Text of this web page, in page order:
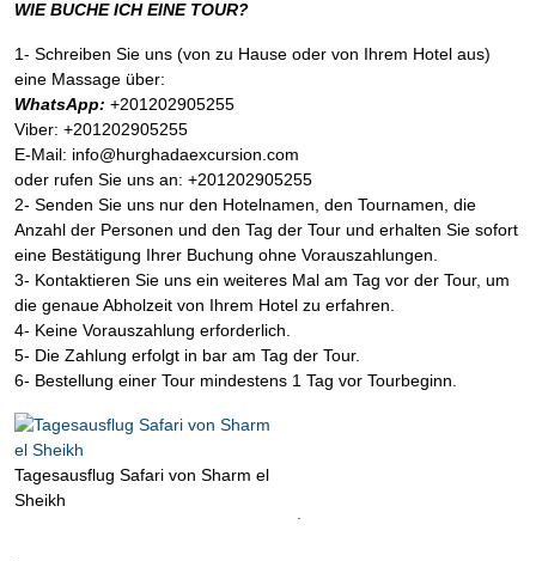
WIE BUCHE ICH EINE TOUR?
1- Schreiben Sie uns (von zu Hause oder von Ihrem Hotel aus)
eine Massage über:
WhatsApp: +201202905255
Viber: +201202905255
E-Mail: info@hurghadaexcursion.com
oder rufen Sie uns an: +201202905255
2- Senden Sie uns nur den Hotelnamen, den Tournamen, die
Anzahl der Personen und den Tag der Tour und erhalten Sie sofort
eine Bestätigung Ihrer Buchung ohne Vorauszahlungen.
3- Kontaktieren Sie uns ein weiteres Mal am Tag vor der Tour, um
die genaue Abholzeit von Ihrem Hotel zu erfahren.
4- Keine Vorauszahlung erforderlich.
5- Die Zahlung erfolgt in bar am Tag der Tour.
6- Bestellung einer Tour mindestens 1 Tag vor Tourbeginn.
Tagesausflug Safari von Sharm el
Sheikh